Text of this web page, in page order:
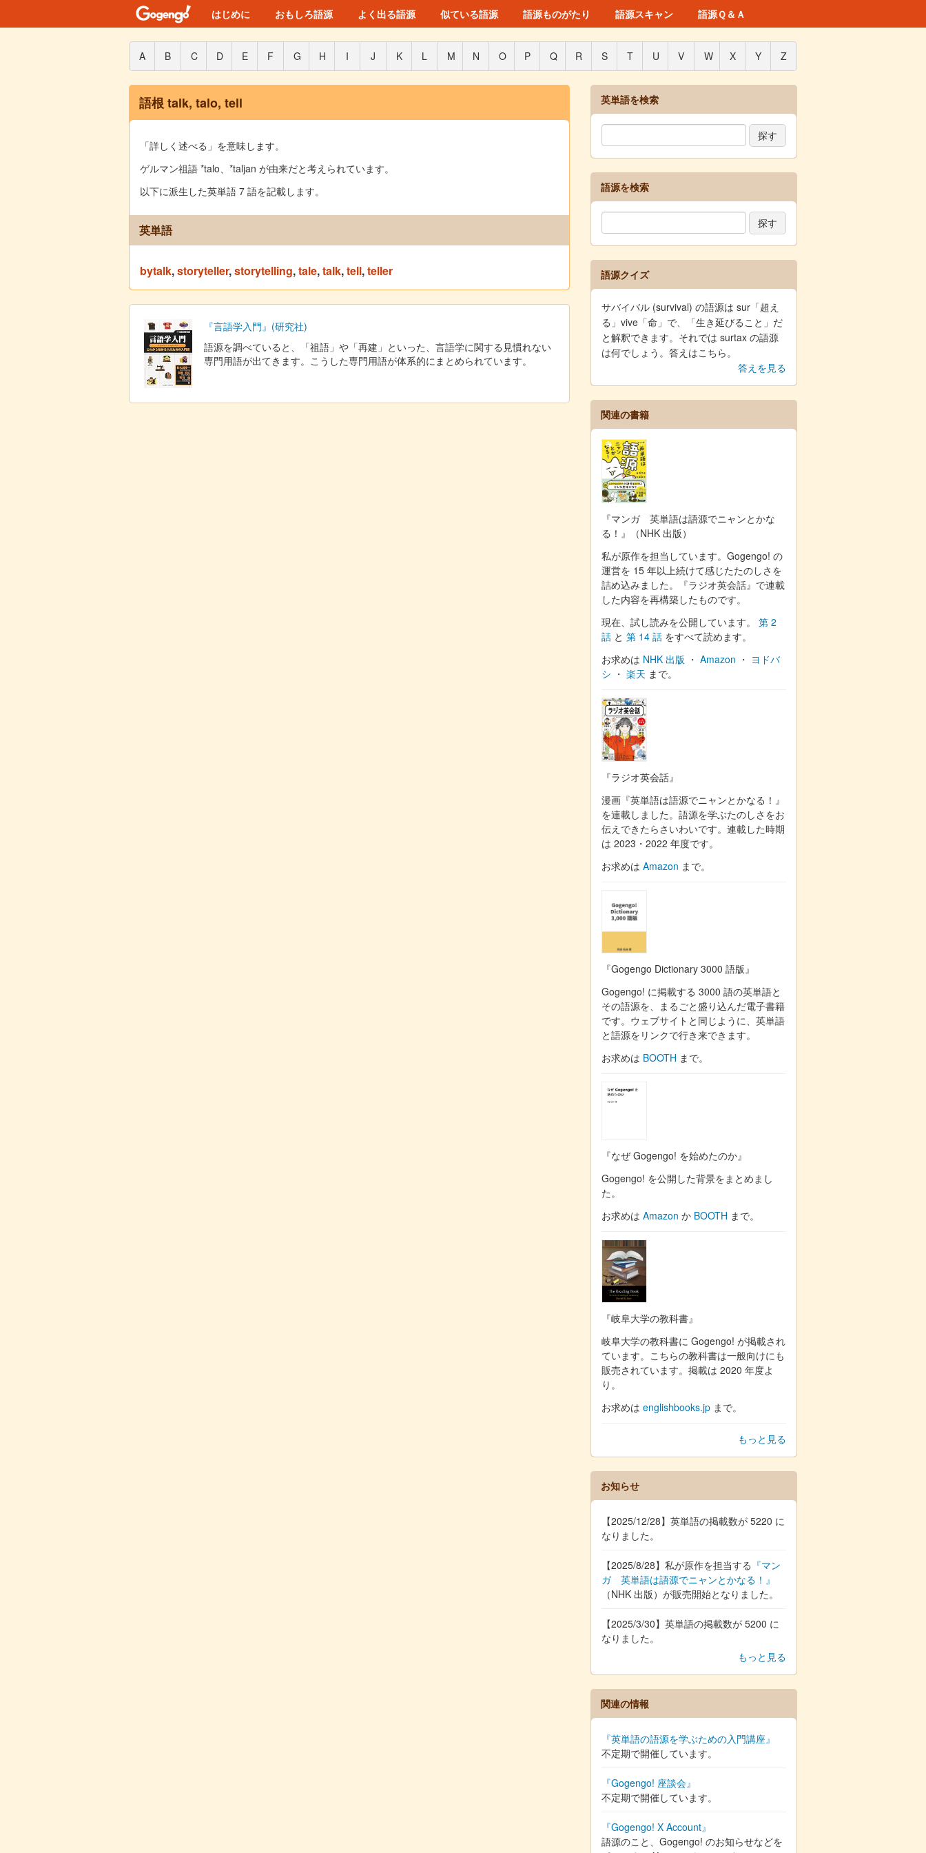
はじめに おもしろ語源 よく出る語源 似ている語源 語源ものがたり 語源スキャン 語源Ｑ＆Ａ
A B C D E F G H I J K L M N O P Q R S T U V W X Y Z
語根 talk, talo, tell
「詳しく述べる」を意味します。
ゲルマン祖語 *talo、*taljan が由来だと考えられています。
以下に派生した英単語 7 語を記載します。
英単語
bytalk,storyteller,storytelling,tale,talk,tell,teller
『言語学入門』(研究社)
語源を調べていると、「祖語」や「再建」といった、言語学に関する見慣れない
専門用語が出てきます。こうした専門用語が体系的にまとめられています。
英単語を検索
語源を検索
語源クイズ
サバイバル (survival) の語源は sur「超え
る」vive「命」で、「生き延びること」だ
と解釈できます。それでは surtax の語源
は何でしょう。答えはこちら。
答えを見る
関連の書籍
『マンガ 英単語は語源でニャンとかな
る！』（NHK 出版）
私が原作を担当しています。Gogengo! の
運営を 15 年以上続けて感じたたのしさを
詰め込みました。『ラジオ英会話』で連載
した内容を再構築したものです。
現在、試し読みを公開しています。 第 2
話 と 第 14 話 をすべて読めます。
お求めは NHK 出版 ・ Amazon ・ ヨドバ
シ ・ 楽天 まで。
『ラジオ英会話』
漫画『英単語は語源でニャンとかなる！』
を連載しました。語源を学ぶたのしさをお
伝えできたらさいわいです。連載した時期
は 2023・2022 年度です。
お求めは Amazon まで。
『Gogengo Dictionary 3000 語版』
Gogengo! に掲載する 3000 語の英単語と
その語源を、まるごと盛り込んだ電子書籍
です。ウェブサイトと同じように、英単語
と語源をリンクで行き来できます。
お求めは BOOTH まで。
『なぜ Gogengo! を始めたのか』
Gogengo! を公開した背景をまとめまし
た。
お求めは Amazon か BOOTH まで。
『岐阜大学の教科書』
岐阜大学の教科書に Gogengo! が掲載され
ています。こちらの教科書は一般向けにも
販売されています。掲載は 2020 年度よ
り。
お求めは englishbooks.jp まで。
もっと見る
お知らせ
【2025/12/28】英単語の掲載数が 5220 に
なりました。
【2025/8/28】私が原作を担当する 『マン
ガ 英単語は語源でニャンとかなる！』
（NHK 出版）が販売開始となりました。
【2025/3/30】英単語の掲載数が 5200 に
なりました。
もっと見る
関連の情報
『英単語の語源を学ぶための入門講座』
不定期で開催しています。
『Gogengo! 座談会』
不定期で開催しています。
『Gogengo! X Account』
語源のこと、Gogengo! のお知らせなどを